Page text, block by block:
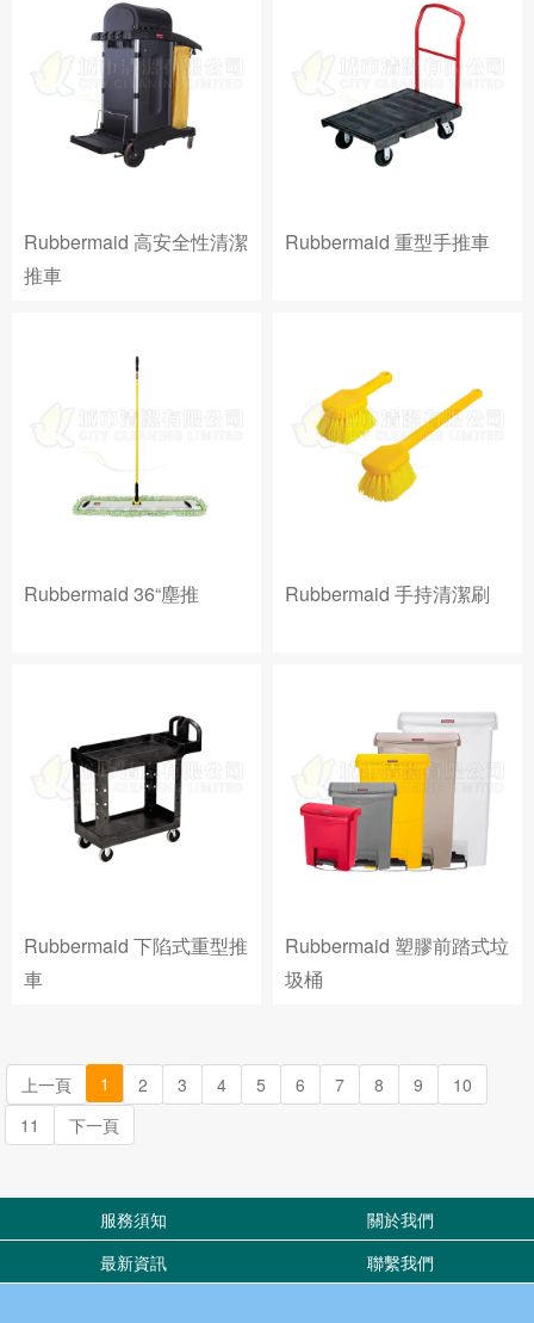
Rubbermaid 高安全性清潔
推車
Rubbermaid 重型手推車
Rubbermaid 36“塵推 Rubbermaid 手持清潔刷
Rubbermaid 下陷式重型推
車
Rubbermaid 塑膠前踏式垃
圾桶
上一頁 1 2 3 4 5 6 7 8 9
10
11
下一頁
服務須知
關於我們
最新資訊
聯繫我們